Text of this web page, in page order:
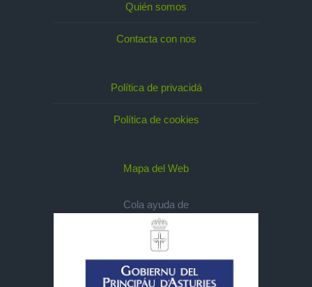
Quién somos
Contacta con nos
Política de privacidá
Política de cookies
Mapa del Web
Cola ayuda de